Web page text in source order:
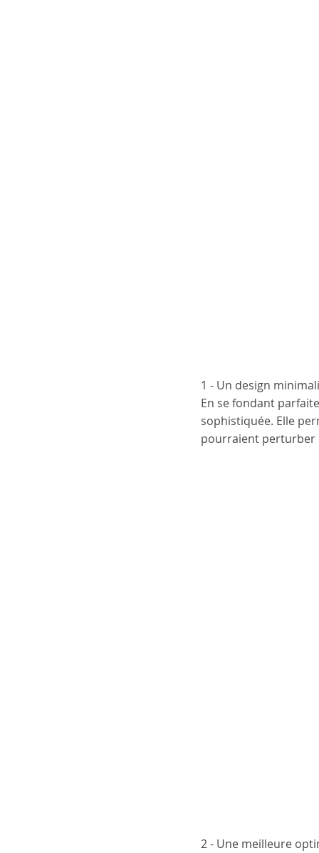
1 - Un design
En se fondant
sophistiquée. Elle
pourraient perturber
2 - Une meilleure